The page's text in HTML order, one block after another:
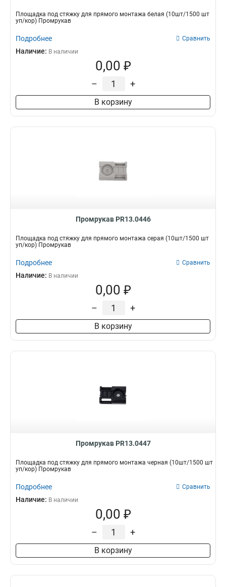
Площадка под стяжку для прямого монтажа белая (10шт/1500 шт
уп/кор) Промрукав
Подробнее Сравнить
Наличие: В наличии
0,00 ₽
– +
В корзину
Промрукав PR13.0446
Площадка под стяжку для прямого монтажа серая (10шт/1500 шт
уп/кор) Промрукав
Подробнее Сравнить
Наличие: В наличии
0,00 ₽
– +
В корзину
Промрукав PR13.0447
Площадка под стяжку для прямого монтажа черная (10шт/1500 шт
уп/кор) Промрукав
Подробнее Сравнить
Наличие: В наличии
0,00 ₽
– +
В корзину